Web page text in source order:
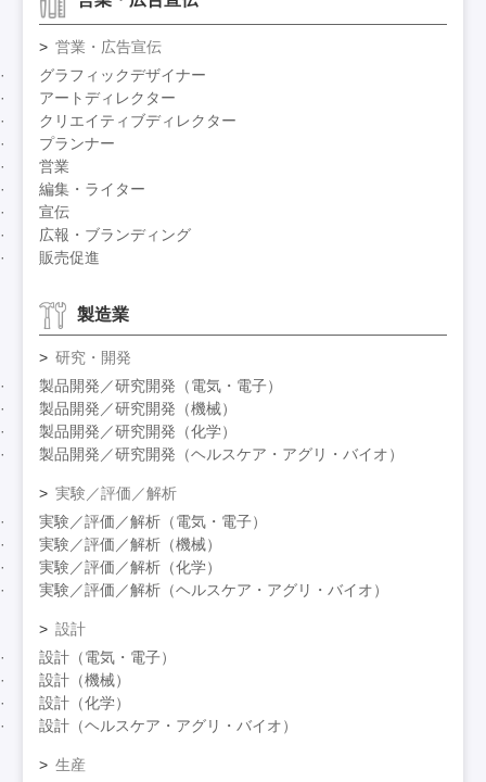
営業・広告宣伝
グラフィックデザイナー
アートディレクター
クリエイティブディレクター
プランナー
営業
編集・ライター
宣伝
広報・ブランディング
販売促進
製造業
研究・開発
製品開発／研究開発（電気・電子）
製品開発／研究開発（機械）
製品開発／研究開発（化学）
製品開発／研究開発（ヘルスケア・アグリ・バイオ）
実験／評価／解析
実験／評価／解析（電気・電子）
実験／評価／解析（機械）
実験／評価／解析（化学）
実験／評価／解析（ヘルスケア・アグリ・バイオ）
設計
設計（電気・電子）
設計（機械）
設計（化学）
設計（ヘルスケア・アグリ・バイオ）
生産